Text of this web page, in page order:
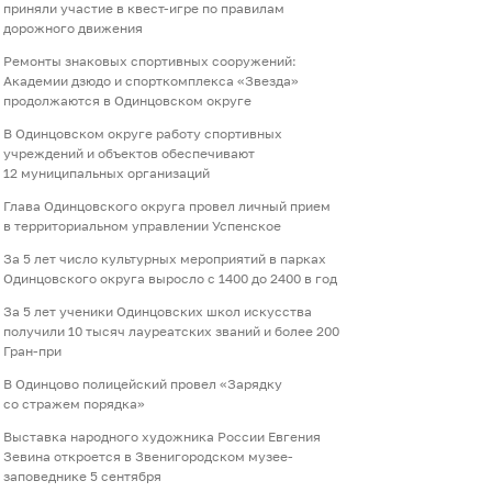
приняли участие в квест-игре по правилам
дорожного движения
Ремонты знаковых спортивных сооружений:
Академии дзюдо и спорткомплекса «Звезда»
продолжаются в Одинцовском округе
В Одинцовском округе работу спортивных
учреждений и объектов обеспечивают
12 муниципальных организаций
Глава Одинцовского округа провел личный прием
в территориальном управлении Успенское
За 5 лет число культурных мероприятий в парках
Одинцовского округа выросло с 1400 до 2400 в год
За 5 лет ученики Одинцовских школ искусства
получили 10 тысяч лауреатских званий и более 200
Гран-при
В Одинцово полицейский провел «Зарядку
со стражем порядка»
Выставка народного художника России Евгения
Зевина откроется в Звенигородском музее-
заповеднике 5 сентября